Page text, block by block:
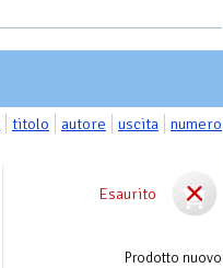
titolo autore uscita numero
Esaurito
Prodotto nuovo